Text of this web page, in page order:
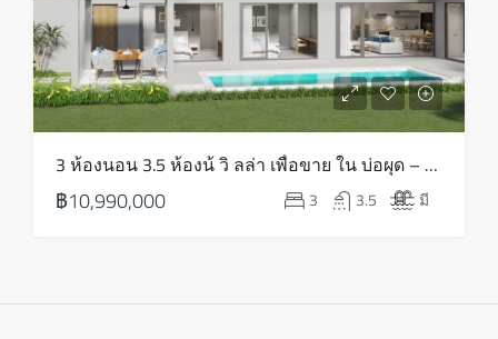
3 ห้องนอน 3.5 ห้องน้ วิ ลล่า เพื่อขาย ใน บ่อผุด – HS0814
฿10,990,000 3 3.5 มี